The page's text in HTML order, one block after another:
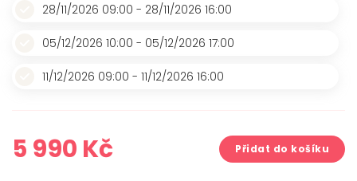
28/11/2026 09:00 - 28/11/2026 16:00
05/12/2026 10:00 - 05/12/2026 17:00
11/12/2026 09:00 - 11/12/2026 16:00
5 990 Kč Přidat do košíku